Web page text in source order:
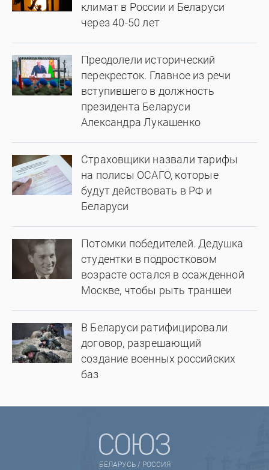
климат в России и Беларуси
через 40-50 лет
Преодолели исторический
перекресток. Главное из речи
вступившего в должность
президента Беларуси
Александра Лукашенко
Страховщики назвали тарифы
на полисы ОСАГО, которые
будут действовать в РФ и
Беларуси
Потомки победителей. Дедушка
студентки в подростковом
возрасте остался в осажденной
Москве, чтобы рыть траншеи
В Беларуси ратифицировали
договор, разрешающий
создание военных российских
баз
БЕЛАРУСЬ / РОССИЯ